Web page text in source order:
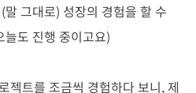
그대로) 성장의 경험을 할 수
도 진행 중이고요)
젝트를 조금씩 경험하다 보니, 제